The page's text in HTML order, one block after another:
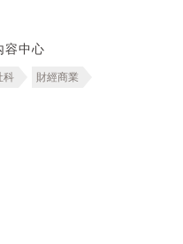
容中心
科 財經商業